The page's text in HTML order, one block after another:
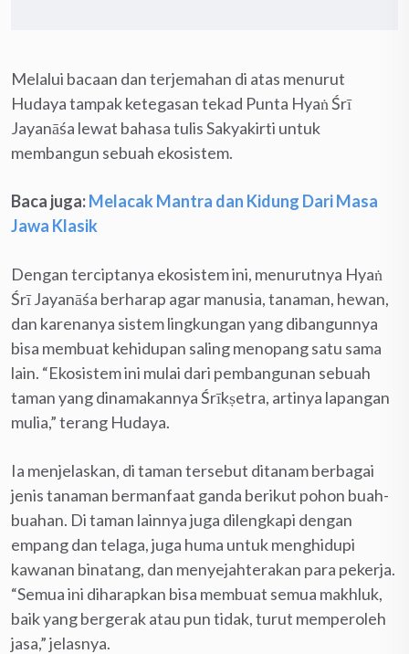
Melalui bacaan dan terjemahan di atas menurut
Hudaya tampak ketegasan tekad Punta Hyaṅ Śrī
Jayanāśa lewat bahasa tulis Sakyakirti untuk
membangun sebuah ekosistem.
Baca juga:Melacak Mantra dan Kidung Dari Masa
Jawa Klasik
Dengan terciptanya ekosistem ini, menurutnya Hyaṅ
Śrī Jayanāśa berharap agar manusia, tanaman, hewan,
dan karenanya sistem lingkungan yang dibangunnya
bisa membuat kehidupan saling menopang satu sama
lain. “Ekosistem ini mulai dari pembangunan sebuah
taman yang dinamakannya Śrīkṣetra, artinya lapangan
mulia,” terang Hudaya.
Ia menjelaskan, di taman tersebut ditanam berbagai
jenis tanaman bermanfaat ganda berikut pohon buah-
buahan. Di taman lainnya juga dilengkapi dengan
empang dan telaga, juga huma untuk menghidupi
kawanan binatang, dan menyejahterakan para pekerja.
“Semua ini diharapkan bisa membuat semua makhluk,
baik yang bergerak atau pun tidak, turut memperoleh
jasa,” jelasnya.